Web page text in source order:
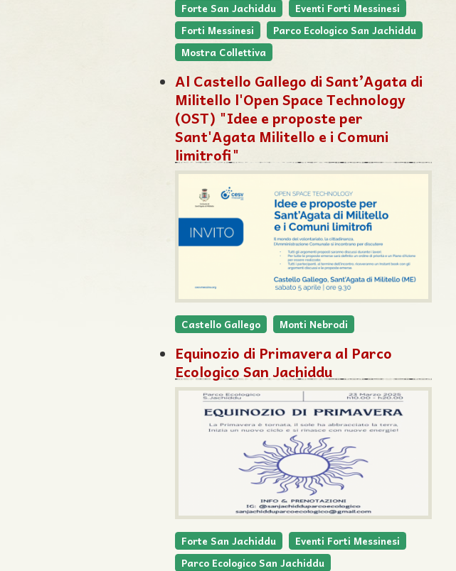
Forte San Jachiddu
Eventi Forti Messinesi
Forti Messinesi
Parco Ecologico San Jachiddu
Mostra Collettiva
Al Castello Gallego di Sant’Agata di
Militello l'Open Space Technology
(OST) "Idee e proposte per
Sant'Agata Militello e i Comuni
limitrofi"
Castello Gallego Monti Nebrodi
Equinozio di Primavera al Parco
Ecologico San Jachiddu
Forte San Jachiddu
Eventi Forti Messinesi
Parco Ecologico San Jachiddu